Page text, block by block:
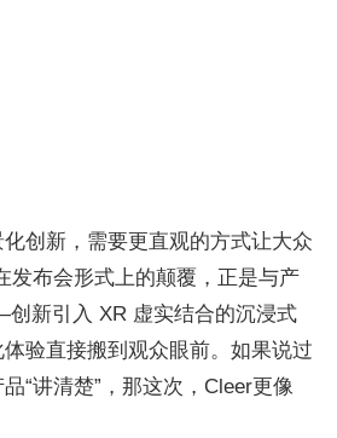
创新，需要更直观的方式让大众
发布会形式上的颠覆，正是与产
新引入 XR 虚实结合的沉浸式
验直接搬到观众眼前。如果说过
“讲清楚”，那这次，Cleer更像